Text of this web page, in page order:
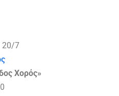
20/7
Χορός»